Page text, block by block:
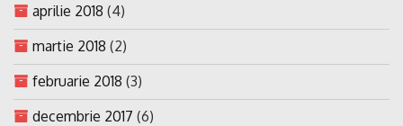
aprilie 2018 (4)
martie 2018 (2)
februarie 2018 (3)
decembrie 2017 (6)